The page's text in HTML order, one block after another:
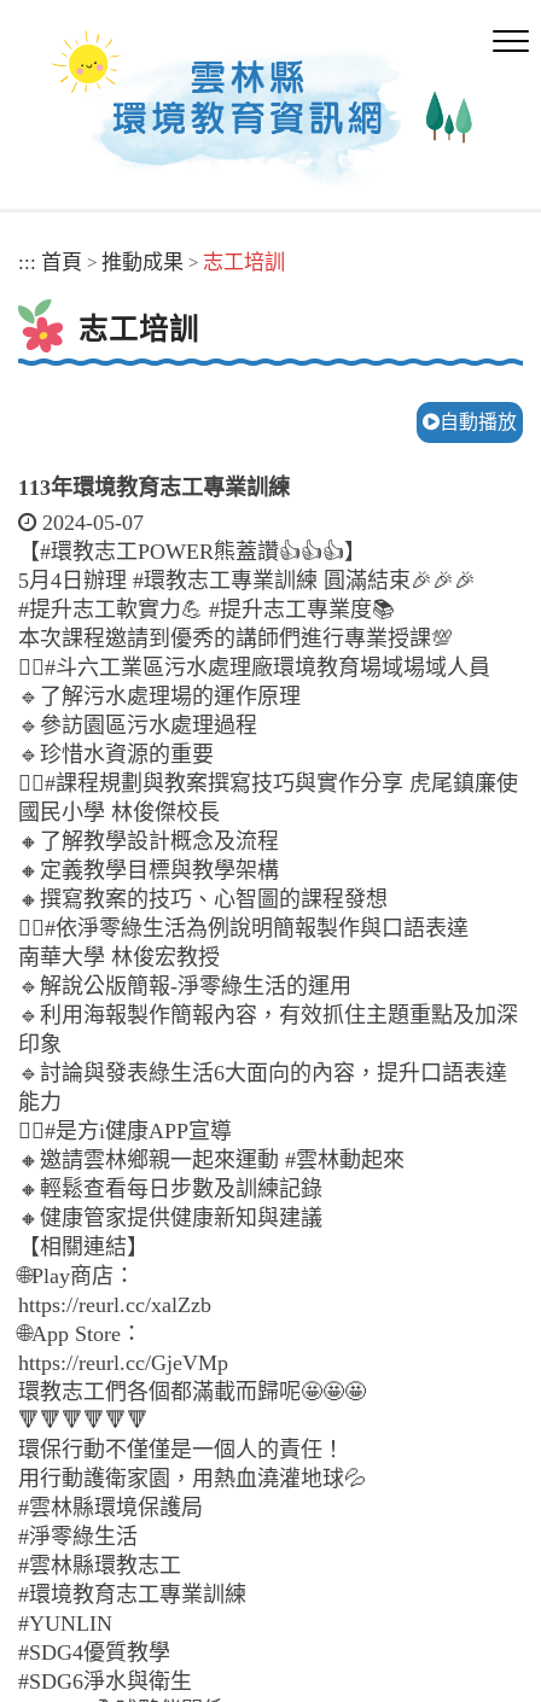
::: 首頁 > 推動成果 > 志工培訓
志工培訓
自動播放
113年環境教育志工專業訓練
2024-05-07
【#環教志工POWER熊蓋讚👍👍👍】
5月4日辦理 #環教志工專業訓練 圓滿結束🎉🎉🎉
#提升志工軟實力💪 #提升志工專業度📚
本次課程邀請到優秀的講師們進行專業授課💯
👉🏻#斗六工業區污水處理廠環境教育場域場域人員
🔹了解污水處理場的運作原理
🔹參訪園區污水處理過程
🔹珍惜水資源的重要
👉🏻#課程規劃與教案撰寫技巧與實作分享 虎尾鎮廉使
國民小學 林俊傑校長
🔸了解教學設計概念及流程
🔸定義教學目標與教學架構
🔸撰寫教案的技巧、心智圖的課程發想
👉🏻#依淨零綠生活為例說明簡報製作與口語表達
南華大學 林俊宏教授
🔹解說公版簡報-淨零綠生活的運用
🔹利用海報製作簡報內容，有效抓住主題重點及加深
印象
🔹討論與發表綠生活6大面向的內容，提升口語表達
能力
👉🏻#是方i健康APP宣導
🔸邀請雲林鄉親一起來運動 #雲林動起來
🔸輕鬆查看每日步數及訓練記錄
🔸健康管家提供健康新知與建議
【相關連結】
🌐Play商店：
https://reurl.cc/xalZzb
🌐App Store：
https://reurl.cc/GjeVMp
環教志工們各個都滿載而歸呢🤩🤩🤩
🔻🔻🔻🔻🔻🔻
環保行動不僅僅是一個人的責任！
用行動護衛家園，用熱血澆灌地球💦
#雲林縣環境保護局
#淨零綠生活
#雲林縣環教志工
#環境教育志工專業訓練
#YUNLIN
#SDG4優質教學
#SDG6淨水與衛生